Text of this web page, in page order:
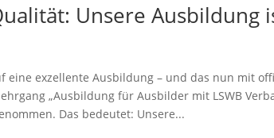
Unsere Ausbildung
eine exzellente Ausbildung – und das nun mit
„Ausbildung für Ausbilder mit LSWB
Das bedeutet: Unsere...